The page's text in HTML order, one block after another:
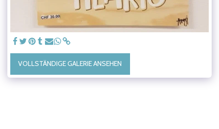
VOLLSTÄNDIGE GALERIE ANSEHEN